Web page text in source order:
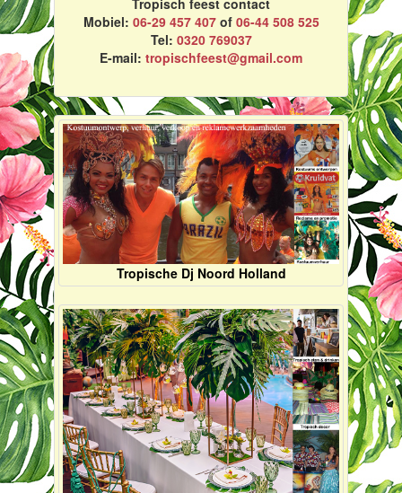
Tropisch feest contact
Mobiel: 06-29 457 407of 06-44 508 525
Tel: 0320 769037
E-mail: tropischfeest@gmail.com
Tropische Dj Noord Holland